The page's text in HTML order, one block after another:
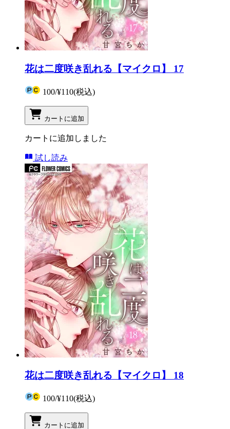
花は二度咲き乱れる【マイクロ】 17
100/¥110(税込)
カートに追加
カートに追加しました
試し読み
花は二度咲き乱れる【マイクロ】 18
100/¥110(税込)
カートに追加